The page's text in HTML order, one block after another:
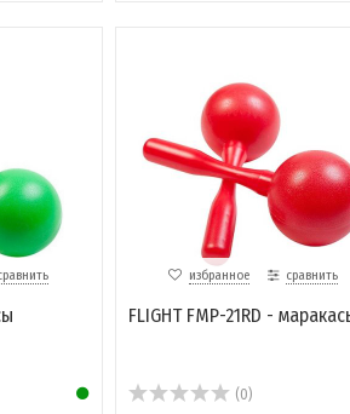
избранное сравнить
FLIGHT FMP-21RD -
(0)